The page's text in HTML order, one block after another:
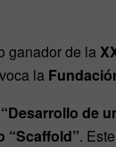
ganador de la
la
“Desarrollo de
“Scaffold”.